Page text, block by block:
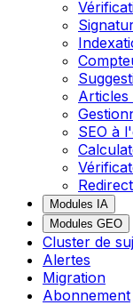
Articles
SEO à
Modules IA
Modules GEO
Cluster de
Alertes
Migration
Abonnement